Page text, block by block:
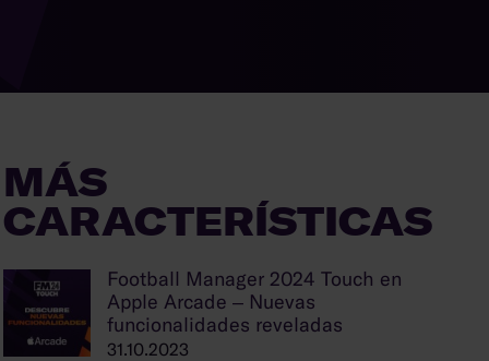
MÁS
CARACTERÍSTICAS
Football Manager 2024 Touch en
Apple Arcade – Nuevas
funcionalidades reveladas
31.10.2023